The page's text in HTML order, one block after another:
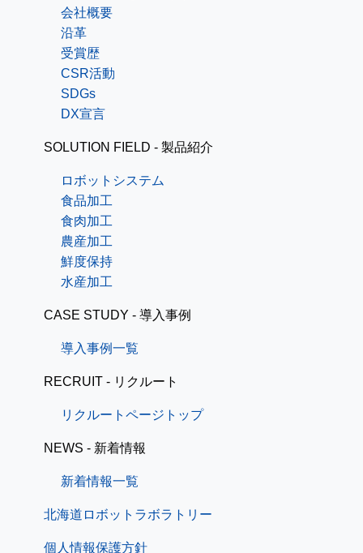
会社概要
沿革
受賞歴
CSR活動
SDGs
DX宣言
SOLUTION FIELD - 製品紹介
ロボットシステム
食品加工
食肉加工
農産加工
鮮度保持
水産加工
CASE STUDY - 導入事例
導入事例一覧
RECRUIT - リクルート
リクルートページトップ
NEWS - 新着情報
新着情報一覧
北海道ロボットラボラトリー
個人情報保護方針